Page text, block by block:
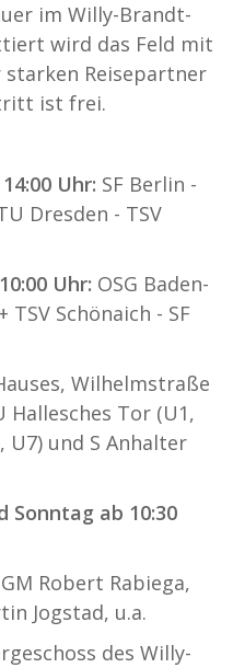
im Willy-Brandt-
wird das Feld mit
starken Reisepartner
ist frei.
Uhr: SF Berlin -
Dresden - TSV
Uhr: OSG Baden-
TSV Schönaich - SF
Wilhelmstraße
Hallesches Tor (U1,
U7) und S Anhalter
Sonntag ab 10:30
Robert Rabiega,
Jogstad, u.a.
des Willy-